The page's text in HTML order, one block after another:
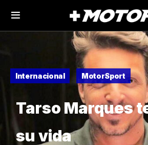
Internacional MotorSport
Tarso Marques
su vida